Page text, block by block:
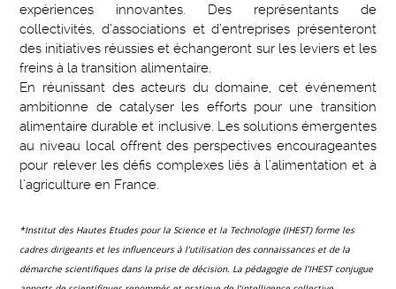
expériences innovantes. Des représentants de
collectivités, d’associations et d’entreprises présenteront
des initiatives réussies et échangeront sur les leviers et les
freins à la transition alimentaire.
En réunissant des acteurs du domaine, cet événement
ambitionne de catalyser les efforts pour une transition
alimentaire durable et inclusive. Les solutions émergentes
au niveau local offrent des perspectives encourageantes
pour relever les défis complexes liés à l’alimentation et à
l’agriculture en France.
*Institut des Hautes Etudes pour la Science et la Technologie (IHEST) forme les
cadres dirigeants et les influenceurs à l’utilisation des connaissances et de la
démarche scientifiques dans la prise de décision. La pédagogie de l’IHEST conjugue